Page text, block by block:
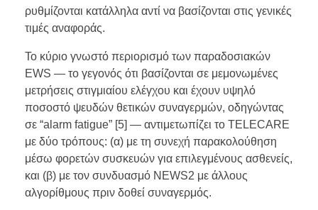
ρυθμίζονται κατάλληλα αντί να βασίζονται στις γενικές
τιμές αναφοράς.
Το κύριο γνωστό περιορισμό των παραδοσιακών
EWS — το γεγονός ότι βασίζονται σε μεμονωμένες
μετρήσεις στιγμιαίου ελέγχου και έχουν υψηλό
ποσοστό ψευδών θετικών συναγερμών, οδηγώντας
σε “alarm fatigue” [5] — αντιμετωπίζει το TELECARE
με δύο τρόπους: (α) με τη συνεχή παρακολούθηση
μέσω φορετών συσκευών για επιλεγμένους ασθενείς,
και (β) με τον συνδυασμό NEWS2 με άλλους
αλγορίθμους πριν δοθεί συναγερμός.